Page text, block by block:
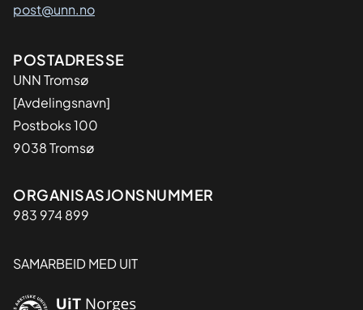
post@unn.no
Adresse
POSTADRESSE
UNN Tromsø
[Avdelingsnavn]
Postboks 100
9038 Tromsø
Organisasjon
ORGANISASJONSNUMMER
983 974 899
SAMARBEID MED UIT